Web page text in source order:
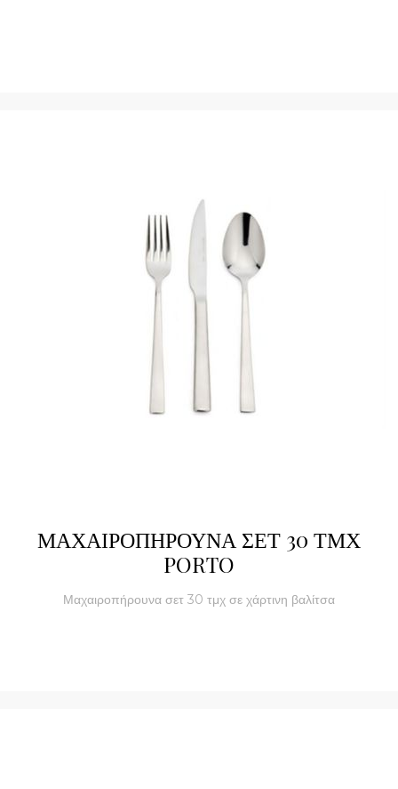
ΜΑΧΑΙΡΟΠΗΡΟΥΝΑ ΣΕΤ 30 ΤΜΧ
PORTO
Μαχαιροπήρουνα σετ 30 τμχ σε χάρτινη βαλίτσα